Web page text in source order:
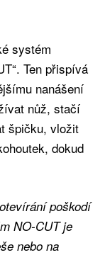
systém
Ten přispívá
nanášení
nůž, stačí
špičku, vložit
dokud
poškodí
NO-CUT je
nebo na